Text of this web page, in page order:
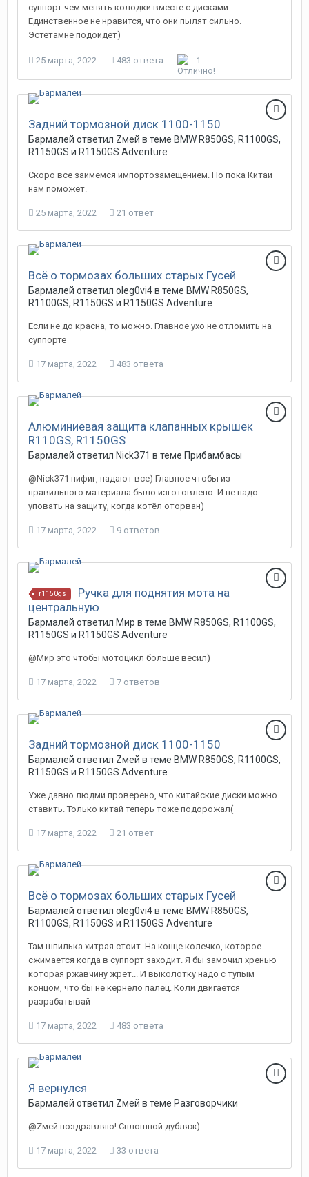
суппорт чем менять колодки вместе с дисками.
Единственное не нравится, что они пылят сильно.
Эстетамне подойдёт)
25 марта, 2022 483 ответа 1
Задний тормозной диск 1100-1150
Бармалей ответил Zмей в теме BMW R850GS, R1100GS,
R1150GS и R1150GS Adventure
Скоро все займёмся импортозамещением. Но пока Китай
нам поможет.
25 марта, 2022 21 ответ
Всё о тормозах больших старых Гусей
Бармалей ответил oleg0vi4 в теме BMW R850GS,
R1100GS, R1150GS и R1150GS Adventure
Если не до красна, то можно. Главное ухо не отломить на
суппорте
17 марта, 2022 483 ответа
Aлюминиевая защита клапанных крышек
R110GS, R1150GS
Бармалей ответил Nick371 в теме Прибамбасы
@Nick371 пифиг, падают все) Главное чтобы из
правильного материала было изготовлено. И не надо
уповать на защиту, когда котёл оторван)
17 марта, 2022 9 ответов
r1150gs
Ручка для поднятия мота на
центральную
Бармалей ответил Мир в теме BMW R850GS, R1100GS,
R1150GS и R1150GS Adventure
@Мир это чтобы мотоцикл больше весил)
17 марта, 2022 7 ответов
Задний тормозной диск 1100-1150
Бармалей ответил Zмей в теме BMW R850GS, R1100GS,
R1150GS и R1150GS Adventure
Уже давно людми проверено, что китайские диски можно
ставить. Только китай теперь тоже подорожал(
17 марта, 2022 21 ответ
Всё о тормозах больших старых Гусей
Бармалей ответил oleg0vi4 в теме BMW R850GS,
R1100GS, R1150GS и R1150GS Adventure
Там шпилька хитрая стоит. На конце колечко, которое
сжимается когда в суппорт заходит. Я бы замочил хренью
которая ржавчину жрёт... И выколотку надо с тупым
концом, что бы не кернело палец. Коли двигается
разрабатывай
17 марта, 2022 483 ответа
Я вернулся
Бармалей ответил Zмей в теме Разговорчики
@Zмей поздравляю! Сплошной дубляж)
17 марта, 2022 33 ответа